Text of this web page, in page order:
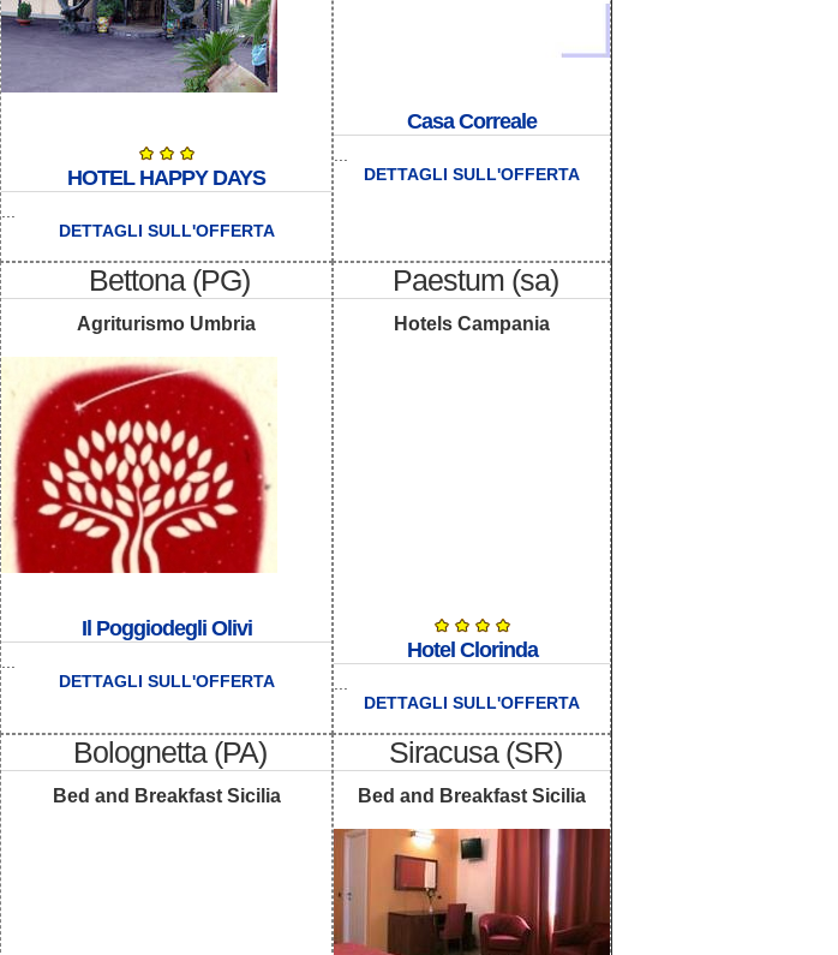
HOTEL HAPPY DAYS
DETTAGLI SULL'OFFERTA
Casa Correale
DETTAGLI SULL'OFFERTA
Bettona (PG)
Agriturismo Umbria
Il Poggiodegli Olivi
DETTAGLI SULL'OFFERTA
Paestum (sa)
Hotels Campania
Hotel Clorinda
DETTAGLI SULL'OFFERTA
Bolognetta (PA)
Bed and Breakfast Sicilia
Siracusa (SR)
Bed and Breakfast Sicilia